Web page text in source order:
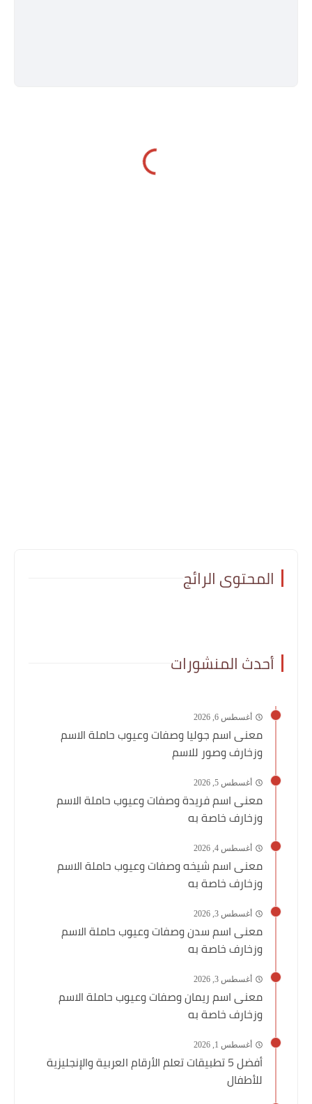
المحتوى الرائج
أحدث المنشورات
أغسطس 6, 2026
معنى اسم جوليا وصفات وعيوب حاملة الاسم
وزخارف وصور للاسم
أغسطس 5, 2026
معنى اسم فريدة وصفات وعيوب حاملة الاسم
وزخارف خاصة به
أغسطس 4, 2026
معنى اسم شيخه وصفات وعيوب حاملة الاسم
وزخارف خاصة به
أغسطس 3, 2026
معنى اسم سدن وصفات وعيوب حاملة الاسم
وزخارف خاصة به
أغسطس 3, 2026
معنى اسم ريمان وصفات وعيوب حاملة الاسم
وزخارف خاصة به
أغسطس 1, 2026
أفضل 5 تطبيقات تعلم الأرقام العربية والإنجليزية
للأطفال